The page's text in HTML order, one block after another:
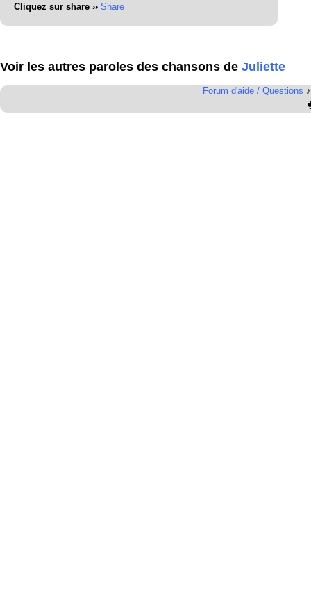
Cliquez sur share ›› Share
Voir les autres paroles des chansons de Juliette
Forum d'aide / Questions